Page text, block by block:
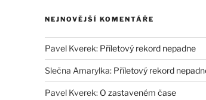
NEJNOVĚJŠÍ KOMENTÁŘE
Pavel Kverek: Příletový rekord nepadne
Slečna Amarylka: Příletový rekord
Pavel Kverek: O zastaveném čase